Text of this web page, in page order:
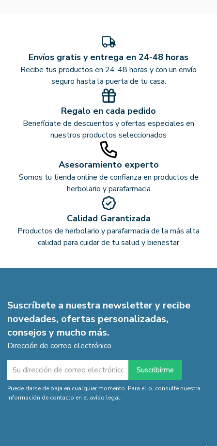
Envíos gratis y entrega en 24-48 horas
Recibe tus productos en 24-48 horas y con un envío
seguro hasta la puerta de tu casa.
Regalo en cada pedido
Benefíciate de descuentos y ofertas especiales en
nuestros productos seleccionados
Asesoramiento experto
Somos tu tienda online de confianza en productos de
herbolario y parafarmacia
Calidad Garantizada
Productos de herbolario y parafarmacia de la más alta
calidad para cuidar de tu salud y bienestar
Suscríbete a nuestra newsletter y recibe
novedades, ofertas personalizadas,
consejos y mucho más.
Dirección de correo electrónico
Puede darse de baja en cualquier momento. Para ello, consulte nuestra
información de contacto en el aviso legal.